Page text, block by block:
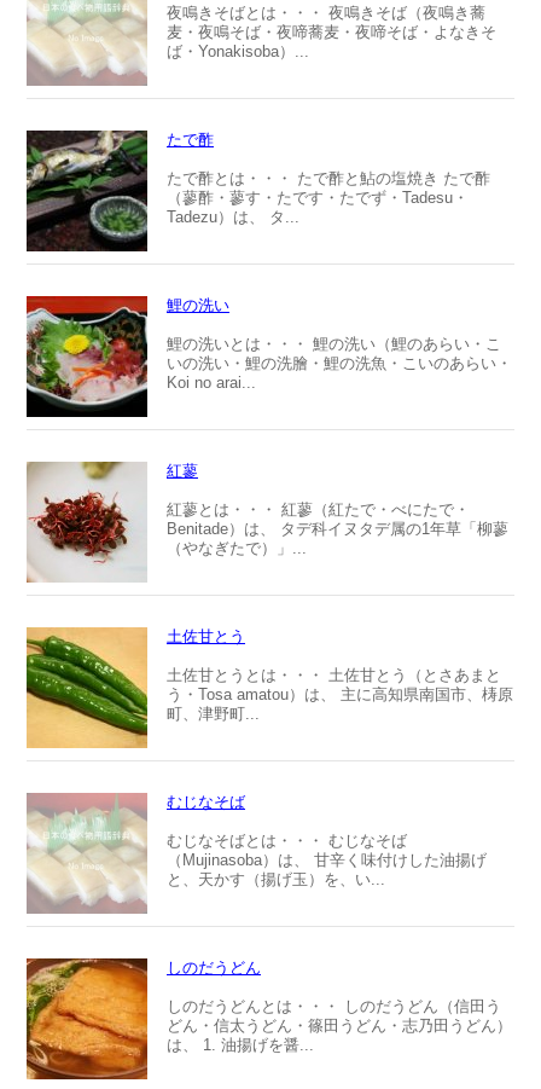
夜鳴きそばとは・・・ 夜鳴きそば（夜鳴き蕎
麦・夜鳴そば・夜啼蕎麦・夜啼そば・よなきそ
ば・Yonakisoba）...
たで酢
たで酢とは・・・ たで酢と鮎の塩焼き たで酢
（蓼酢・蓼す・たです・たでず・Tadesu・
Tadezu）は、 タ...
鯉の洗い
鯉の洗いとは・・・ 鯉の洗い（鯉のあらい・こ
いの洗い・鯉の洗膾・鯉の洗魚・こいのあらい・
Koi no arai...
紅蓼
紅蓼とは・・・ 紅蓼（紅たで・べにたで・
Benitade）は、 タデ科イヌタデ属の1年草「柳蓼
（やなぎたで）」...
土佐甘とう
土佐甘とうとは・・・ 土佐甘とう（とさあまと
う・Tosa amatou）は、 主に高知県南国市、梼原
町、津野町...
むじなそば
むじなそばとは・・・ むじなそば
（Mujinasoba）は、 甘辛く味付けした油揚げ
と、天かす（揚げ玉）を、い...
しのだうどん
しのだうどんとは・・・ しのだうどん（信田う
どん・信太うどん・篠田うどん・志乃田うどん）
は、 1. 油揚げを醤...